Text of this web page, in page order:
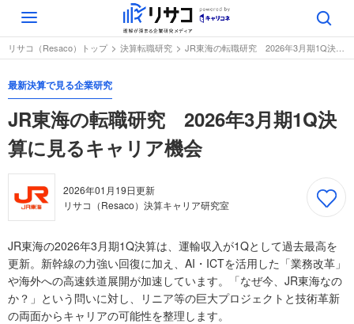
Toggle
navigation
リサコ（Resaco）トップ 決算転職研究 JR東海の転職研究 2026年3月期1Q決算に見るキャリア機会
最新決算で見る企業研究
JR東海の転職研究 2026年3月期1Q決
算に見るキャリア機会
2026年01月19日更新
リサコ（Resaco）決算キャリア研究室
JR東海の2026年3月期1Q決算は、運輸収入が1Qとして過去最高を
更新。新幹線の力強い回復に加え、AI・ICTを活用した「業務改革」
や海外への高速鉄道展開が加速しています。「なぜ今、JR東海なの
か？」という問いに対し、リニア等の巨大プロジェクトと技術革新
の両面からキャリアの可能性を整理します。